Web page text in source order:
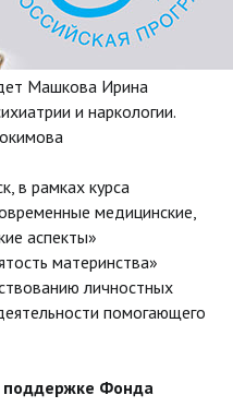
Машкова Ирина
и наркологии.
в рамках курса
медицинские,
аспекты»
материнства»
личностных
помогающего
поддержке Фонда